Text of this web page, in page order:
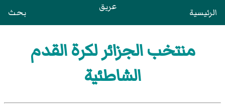
الرئيسية عريق بحث
منتخب الجزائر لكرة القدم
الشاطئية